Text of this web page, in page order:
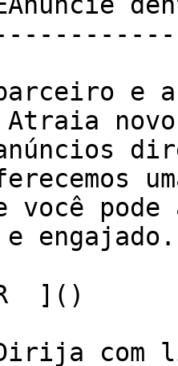
e
você pode
engajado.